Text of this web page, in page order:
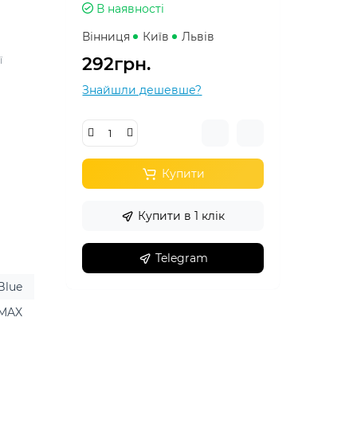
В наявності
Вінниця
Київ Львів
292грн.
Знайшли дешевше?
Купити
Купити в 1 клік
Telegram